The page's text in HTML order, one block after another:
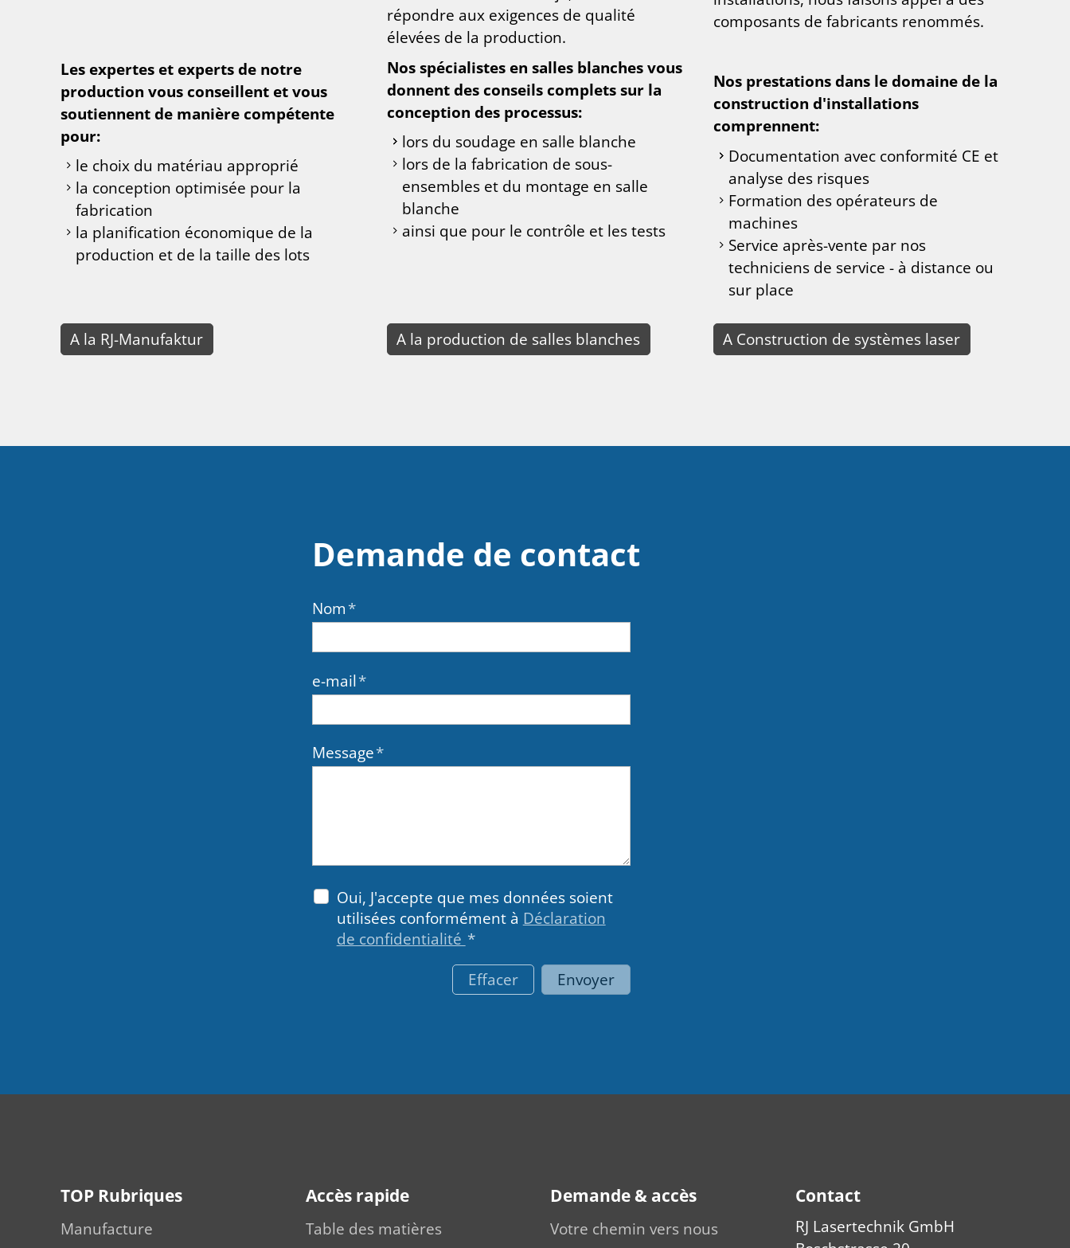
Les expertes et experts de notre
production vous conseillent et vous
soutiennent de manière compétente
pour:
le choix du matériau approprié
la conception optimisée pour la
fabrication
la planification économique de la
production et de la taille des lots
répondre aux exigences de qualité
élevées de la production.
Nos spécialistes en salles blanches vous
donnent des conseils complets sur la
conception des processus:
lors du soudage en salle blanche
lors de la fabrication de sous-
ensembles et du montage en salle
blanche
ainsi que pour le contrôle et les tests
composants de fabricants renommés.
Nos prestations dans le domaine de la
construction d'installations
comprennent:
Documentation avec conformité CE et
analyse des risques
Formation des opérateurs de
machines
Service après-vente par nos
techniciens de service - à distance ou
sur place
A la RJ-Manufaktur A la production de salles blanches A Construction de systèmes laser
Demande de contact
Nom*
e-mail*
Message*
Oui, J'accepte que mes données soient
utilisées conformément à Déclaration
de confidentialité *
Effacer
Envoyer
TOP Rubriques
Manufacture
Accès rapide
Table des matières
Demande & accès
Votre chemin vers nous
Contact
RJ Lasertechnik GmbH